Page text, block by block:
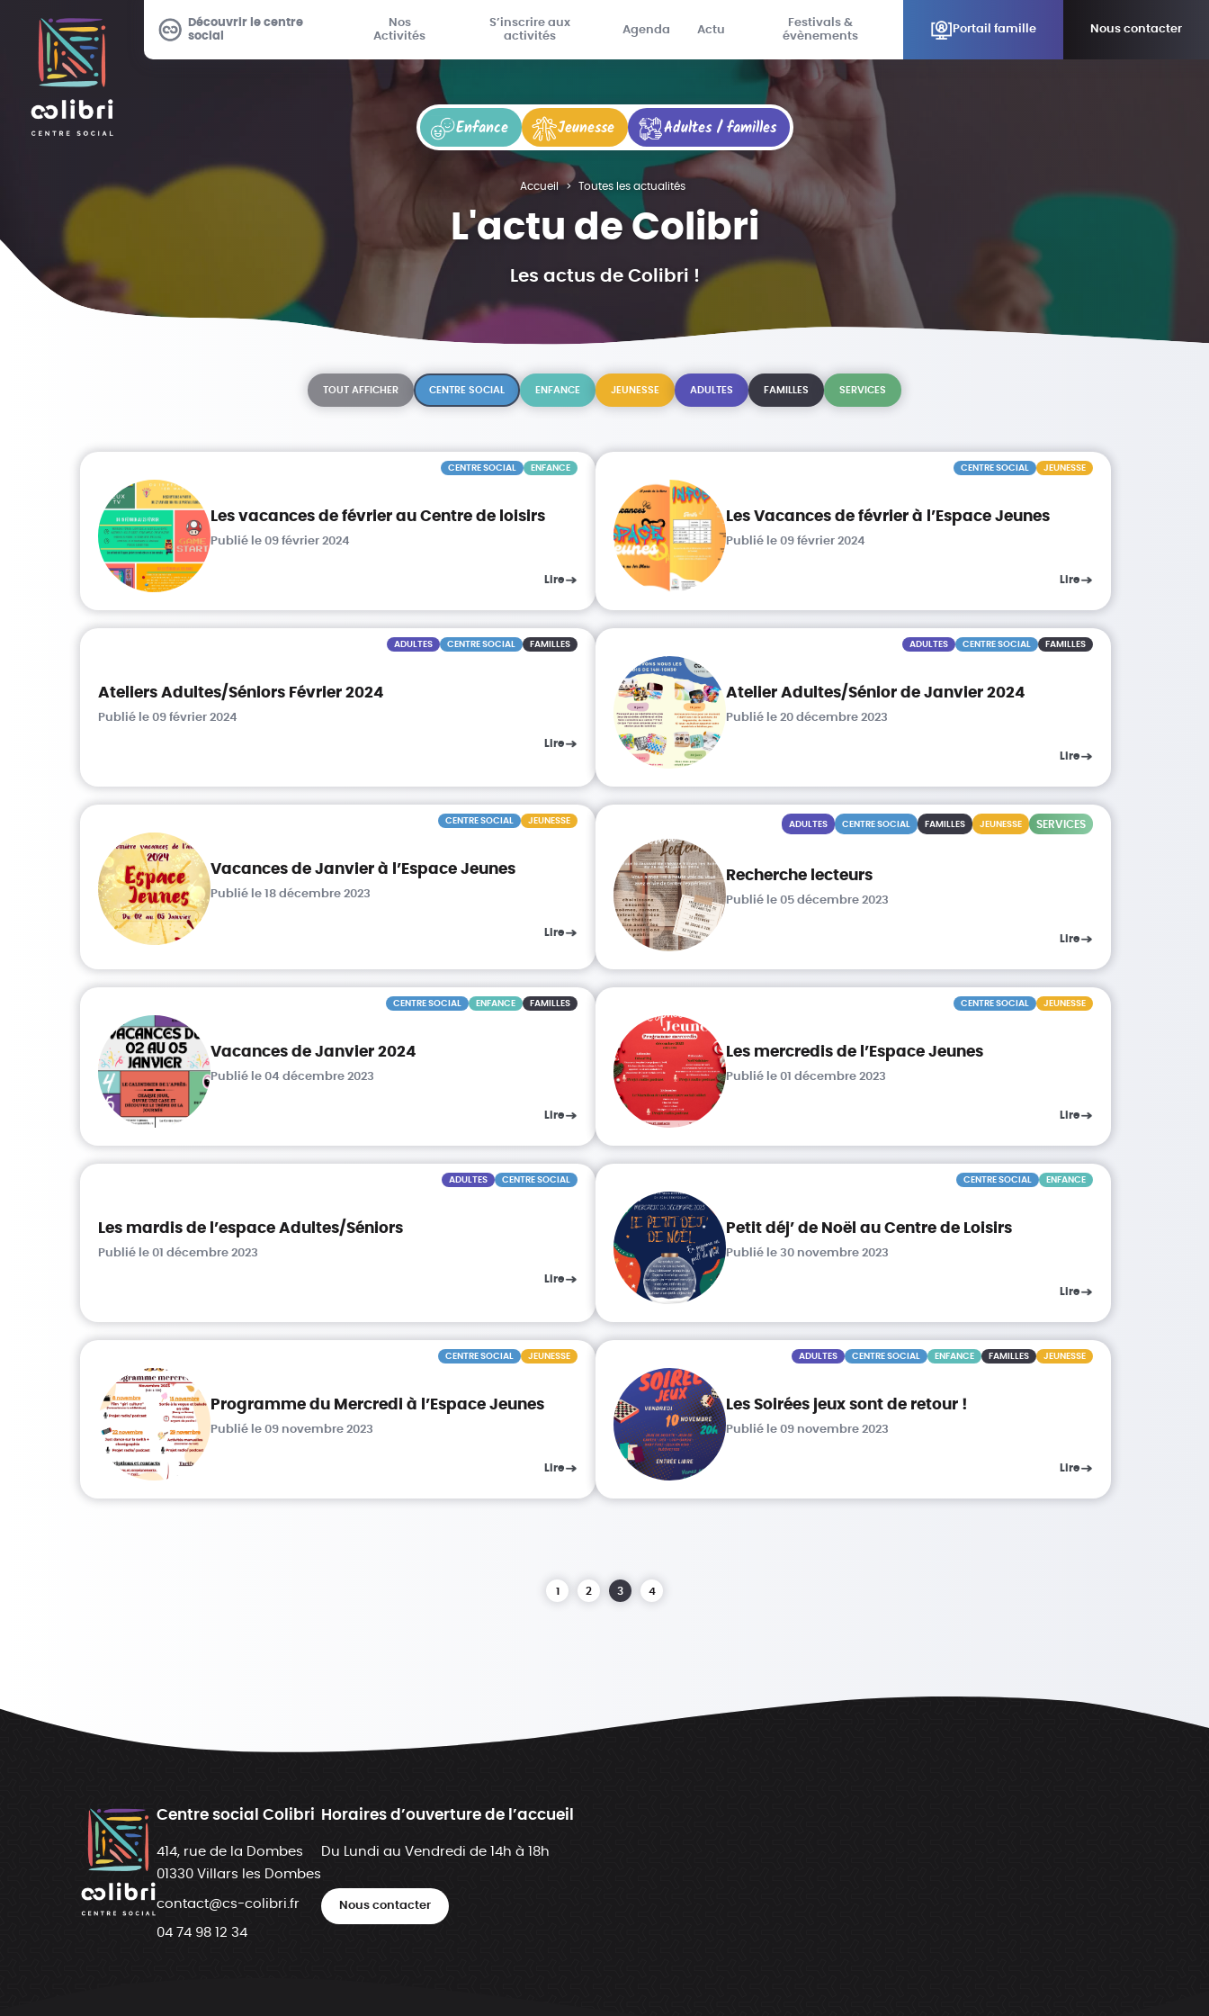
Découvrir le centre
social
Nos
Activités
S’inscrire aux
activités
Agenda Actu
Festivals &
évènements
Portail famille Nous contacter
Enfance Jeunesse Adultes / familles
Accueil Toutes les actualités
L'actu de Colibri
Les actus de Colibri !
TOUT AFFICHER CENTRE SOCIAL ENFANCE JEUNESSE ADULTES FAMILLES SERVICES
CENTRE SOCIAL ENFANCE
Les vacances de février au Centre de loisirs
Publié le 09 février 2024
Lire
CENTRE SOCIAL JEUNESSE
Les Vacances de février à l’Espace Jeunes
Publié le 09 février 2024
Lire
ADULTES CENTRE SOCIAL FAMILLES
Ateliers Adultes/Séniors Février 2024
Publié le 09 février 2024
Lire
ADULTES CENTRE SOCIAL FAMILLES
Atelier Adultes/Sénior de Janvier 2024
Publié le 20 décembre 2023
Lire
CENTRE SOCIAL JEUNESSE
Vacances de Janvier à l’Espace Jeunes
Publié le 18 décembre 2023
Lire
ADULTES CENTRE SOCIAL FAMILLES JEUNESSE SERVICES
Recherche lecteurs
Publié le 05 décembre 2023
Lire
CENTRE SOCIAL ENFANCE FAMILLES
Vacances de Janvier 2024
Publié le 04 décembre 2023
Lire
CENTRE SOCIAL JEUNESSE
Les mercredis de l’Espace Jeunes
Publié le 01 décembre 2023
Lire
ADULTES CENTRE SOCIAL
Les mardis de l’espace Adultes/Séniors
Publié le 01 décembre 2023
Lire
CENTRE SOCIAL ENFANCE
Petit déj’ de Noël au Centre de Loisirs
Publié le 30 novembre 2023
Lire
CENTRE SOCIAL JEUNESSE
Programme du Mercredi à l’Espace Jeunes
Publié le 09 novembre 2023
Lire
ADULTES CENTRE SOCIAL ENFANCE FAMILLES JEUNESSE
Les Soirées jeux sont de retour !
Publié le 09 novembre 2023
Lire
1 2 3 4
Centre social Colibri
414, rue de la Dombes
01330 Villars les Dombes
contact@cs-colibri.fr
04 74 98 12 34
Horaires d’ouverture de l’accueil
Du Lundi au Vendredi de 14h à 18h
Nous contacter